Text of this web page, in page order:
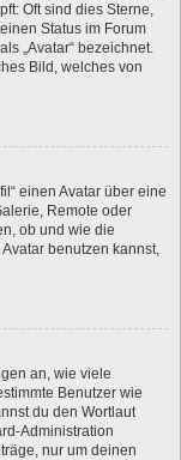
Oft sind dies Sterne,
Status im Forum
„Avatar“ bezeichnet.
Bild, welches von
einen Avatar über eine
Remote oder
ob und wie die
benutzen kannst,
an, wie viele
Benutzer wie
du den Wortlaut
Administration
nur um deinen